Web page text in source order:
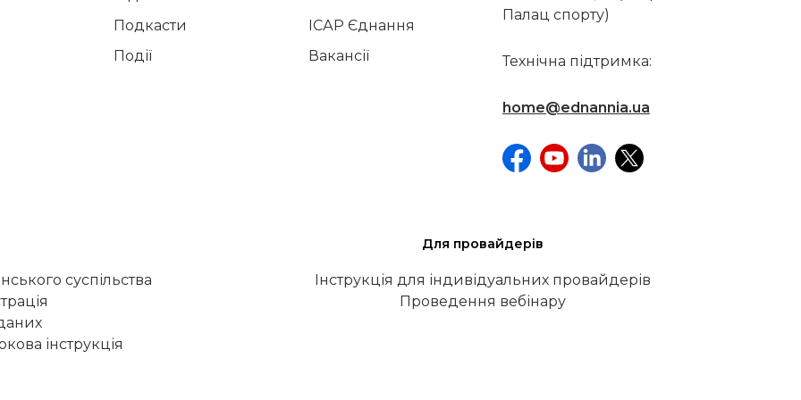
Подкасти
Події
ІСАР Єднання
Вакансії
Палац спорту)
Технічна підтримка:
home@ednannia.ua
суспільства
інструкція
Для провайдерів
Інструкція для індивідуальних провайдерів
Проведення вебінару